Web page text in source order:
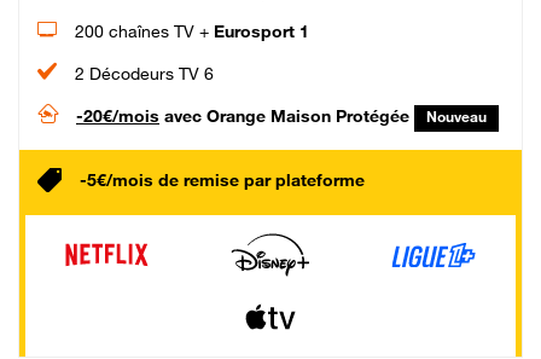
200 chaînes TV + Eurosport 1
2 Décodeurs TV 6
-20€/mois avec Orange Maison Protégée Nouveau
-5€/mois de remise par plateforme